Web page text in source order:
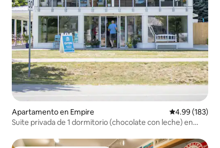
Apartamento en Empire Calificación
4.99 (183)
Suite privada de 1 dormitorio (chocolate con leche) en